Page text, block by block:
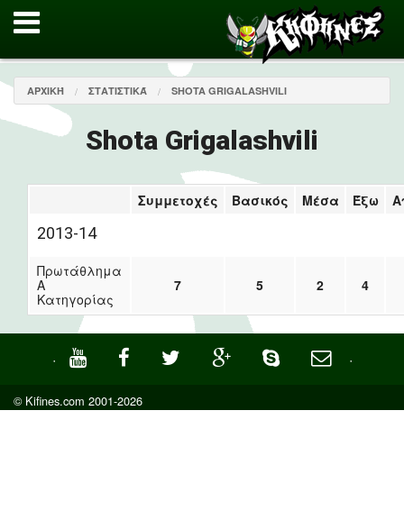
ΑΡΧΙΚΉ ΣΤΑΤΙΣΤΙΚΆ SHOTA GRIGALASHVILI
Shota Grigalashvili
Συμμετοχές Βασικός Μέσα Έξω
2013-14
Πρωτάθλημα
Α
Κατηγορίας
7 5 2 4
· ·
© Kifines.com 2001-2026